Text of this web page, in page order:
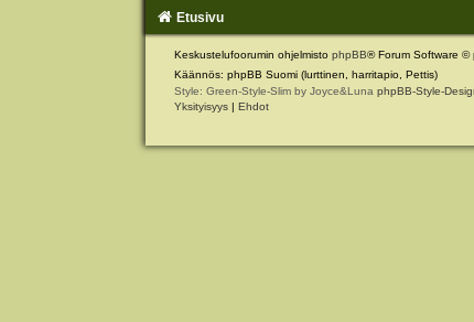
Etusivu
Keskustelufoorumin ohjelmisto phpBB® Forum Software ©
Käännös: phpBB Suomi (lurttinen, harritapio, Pettis)
Style: Green-Style-Slim by Joyce&Luna phpBB-Style-
Yksityisyys | Ehdot